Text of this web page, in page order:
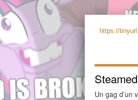
https://
Un gag d’un